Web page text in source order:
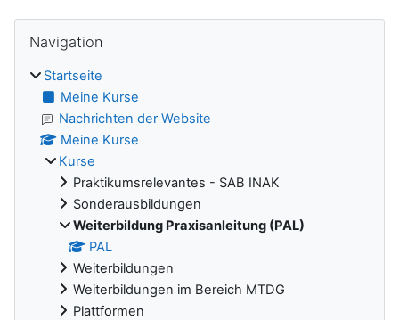
Blöcke
Navigation
Startseite
Meine Kurse
Nachrichten der Website
Meine Kurse
Kurse
Praktikumsrelevantes - SAB INAK
Sonderausbildungen
Weiterbildung Praxisanleitung (PAL)
PAL
Weiterbildungen
Weiterbildungen im Bereich MTDG
Plattformen